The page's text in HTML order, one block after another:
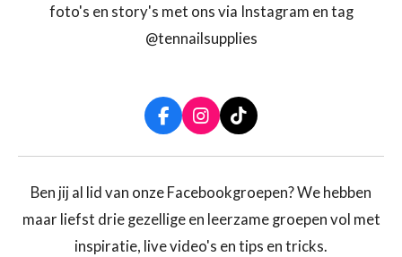
foto's en story's met ons via Instagram en tag
@tennailsupplies
F
a
c
b
o
k
I
n
s
a
r
a
T
i
k
o
Ben jij al lid van onze Facebookgroepen? We hebben
maar liefst drie gezellige en leerzame groepen vol met
inspiratie, live video's en tips en tricks.